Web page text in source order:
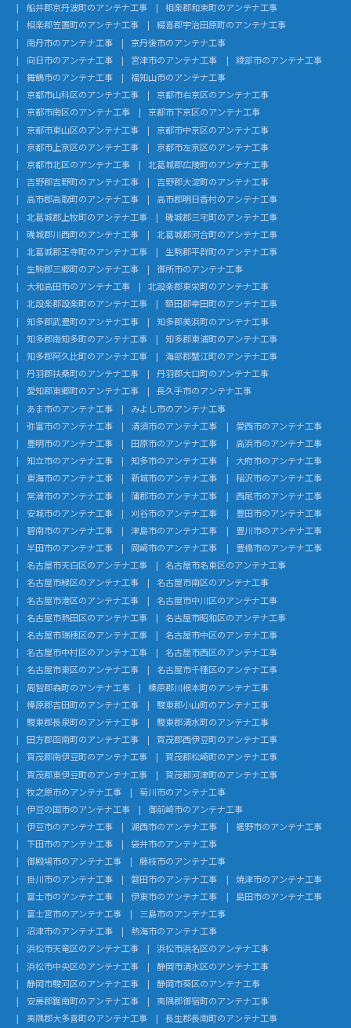
船井郡京丹波町のアンテナ工事
相楽郡和束町のアンテナ工事
相楽郡笠置町のアンテナ工事
綴喜郡宇治田原町のアンテナ工事
南丹市のアンテナ工事
京丹後市のアンテナ工事
向日市のアンテナ工事
宮津市のアンテナ工事
綾部市のアンテナ工事
舞鶴市のアンテナ工事
福知山市のアンテナ工事
京都市山科区のアンテナ工事
京都市右京区のアンテナ工事
京都市南区のアンテナ工事
京都市下京区のアンテナ工事
京都市東山区のアンテナ工事
京都市中京区のアンテナ工事
京都市上京区のアンテナ工事
京都市左京区のアンテナ工事
京都市北区のアンテナ工事
北葛城郡広陵町のアンテナ工事
吉野郡吉野町のアンテナ工事
吉野郡大淀町のアンテナ工事
高市郡高取町のアンテナ工事
高市郡明日香村のアンテナ工事
北葛城郡上牧町のアンテナ工事
磯城郡三宅町のアンテナ工事
磯城郡川西町のアンテナ工事
北葛城郡河合町のアンテナ工事
北葛城郡王寺町のアンテナ工事
生駒郡平群町のアンテナ工事
生駒郡三郷町のアンテナ工事
御所市のアンテナ工事
大和高田市のアンテナ工事
北設楽郡東栄町のアンテナ工事
北設楽郡設楽町のアンテナ工事
額田郡幸田町のアンテナ工事
知多郡武豊町のアンテナ工事
知多郡美浜町のアンテナ工事
知多郡南知多町のアンテナ工事
知多郡東浦町のアンテナ工事
知多郡阿久比町のアンテナ工事
海部郡蟹江町のアンテナ工事
丹羽郡扶桑町のアンテナ工事
丹羽郡大口町のアンテナ工事
愛知郡東郷町のアンテナ工事
長久手市のアンテナ工事
あま市のアンテナ工事
みよし市のアンテナ工事
弥富市のアンテナ工事
清須市のアンテナ工事
愛西市のアンテナ工事
豊明市のアンテナ工事
田原市のアンテナ工事
高浜市のアンテナ工事
知立市のアンテナ工事
知多市のアンテナ工事
大府市のアンテナ工事
東海市のアンテナ工事
新城市のアンテナ工事
稲沢市のアンテナ工事
常滑市のアンテナ工事
蒲郡市のアンテナ工事
西尾市のアンテナ工事
安城市のアンテナ工事
刈谷市のアンテナ工事
豊田市のアンテナ工事
碧南市のアンテナ工事
津島市のアンテナ工事
豊川市のアンテナ工事
半田市のアンテナ工事
岡崎市のアンテナ工事
豊橋市のアンテナ工事
名古屋市天白区のアンテナ工事
名古屋市名東区のアンテナ工事
名古屋市緑区のアンテナ工事
名古屋市南区のアンテナ工事
名古屋市港区のアンテナ工事
名古屋市中川区のアンテナ工事
名古屋市熱田区のアンテナ工事
名古屋市昭和区のアンテナ工事
名古屋市瑞穂区のアンテナ工事
名古屋市中区のアンテナ工事
名古屋市中村区のアンテナ工事
名古屋市西区のアンテナ工事
名古屋市東区のアンテナ工事
名古屋市千種区のアンテナ工事
周智郡森町のアンテナ工事
榛原郡川根本町のアンテナ工事
榛原郡吉田町のアンテナ工事
駿東郡小山町のアンテナ工事
駿東郡長泉町のアンテナ工事
駿東郡清水町のアンテナ工事
田方郡函南町のアンテナ工事
賀茂郡西伊豆町のアンテナ工事
賀茂郡南伊豆町のアンテナ工事
賀茂郡松崎町のアンテナ工事
賀茂郡東伊豆町のアンテナ工事
賀茂郡河津町のアンテナ工事
牧之原市のアンテナ工事
菊川市のアンテナ工事
伊豆の国市のアンテナ工事
御前崎市のアンテナ工事
伊豆市のアンテナ工事
湖西市のアンテナ工事
裾野市のアンテナ工事
下田市のアンテナ工事
袋井市のアンテナ工事
御殿場市のアンテナ工事
藤枝市のアンテナ工事
掛川市のアンテナ工事
磐田市のアンテナ工事
焼津市のアンテナ工事
富士市のアンテナ工事
伊東市のアンテナ工事
島田市のアンテナ工事
富士宮市のアンテナ工事
三島市のアンテナ工事
沼津市のアンテナ工事
熱海市のアンテナ工事
浜松市天竜区のアンテナ工事
浜松市浜名区のアンテナ工事
浜松市中央区のアンテナ工事
静岡市清水区のアンテナ工事
静岡市駿河区のアンテナ工事
静岡市葵区のアンテナ工事
安房郡鋸南町のアンテナ工事
夷隅郡御宿町のアンテナ工事
夷隅郡大多喜町のアンテナ工事
長生郡長南町のアンテナ工事